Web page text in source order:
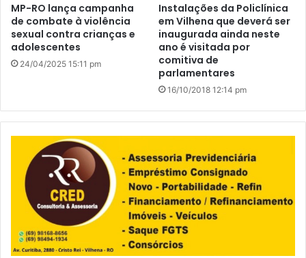
MP-RO lança campanha
de combate à violência
sexual contra crianças e
adolescentes
24/04/2025 15:11 pm
Instalações da Policlínica
em Vilhena que deverá ser
inaugurada ainda neste
ano é visitada por
comitiva de
parlamentares
16/10/2018 12:14 pm